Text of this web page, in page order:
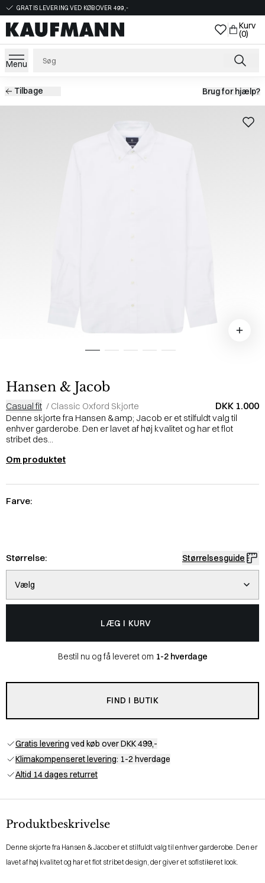
GRATIS LEVERING VED KØB OVER 499,-
Kurv
(0)
Menu
Tilbage Brug for hjælp?
Hansen & Jacob
Casual fit / Classic Oxford Skjorte DKK 1.000
Denne skjorte fra Hansen &amp; Jacob er et stilfuldt valg til
enhver garderobe. Den er lavet af høj kvalitet og har et flot
stribet des...
Om produktet
Farve:
Størrelse: Størrelsesguide
Vælg
LÆG I KURV
Bestil nu og få leveret om 1-2 hverdage
FIND I BUTIK
Gratis levering ved køb over DKK 499,-
Klimakompenseret levering: 1-2 hverdage
Altid 14 dages returret
Produktbeskrivelse
Denne skjorte fra Hansen & Jacob er et stilfuldt valg til enhver garderobe. Den er
lavet af høj kvalitet og har et flot stribet design, der giver et sofistikeret look.